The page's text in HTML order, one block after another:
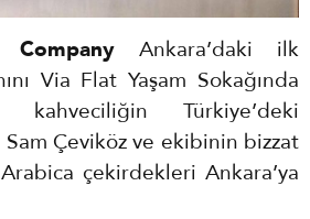
Ankara’daki ilk
Via Flat Yaşam Sokağında
Türkiye’deki
Çeviköz ve ekibinin bizzat
çekirdekleri Ankara’ya